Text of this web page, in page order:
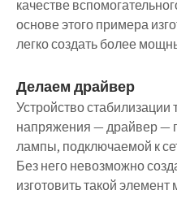
качестве
основе этого примера
легко создать более
Делаем драйвер
Устройство стабилизации
напряжения — драйвер —
лампы, подключаемой к
Без него невозможно
изготовить такой